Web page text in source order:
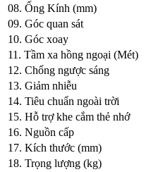
08. Ống Kính (mm)
09. Góc quan sát
10. Góc xoay
11. Tầm xa hồng ngoại (Mét)
12. Chống ngược sáng
13. Giảm nhiễu
14. Tiêu chuẩn ngoài trời
15. Hỗ trợ khe cắm thẻ nhớ
16. Nguồn cấp
17. Kích thước (mm)
18. Trọng lượng (kg)